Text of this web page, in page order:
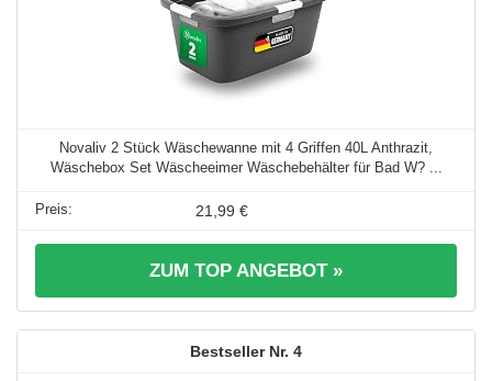
Novaliv 2 Stück Wäschewanne mit 4 Griffen 40L Anthrazit,
Wäschebox Set Wäscheeimer Wäschebehälter für Bad W? ...
21,99 €
ZUM TOP ANGEBOT »
4